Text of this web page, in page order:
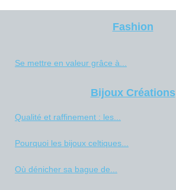
Fashion
Se mettre en valeur grâce à...
Bijoux Créations
Qualité et raffinement : les...
Pourquoi les bijoux celtiques...
Où dénicher sa bague de...